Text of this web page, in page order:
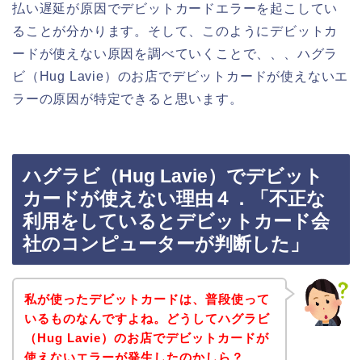
払い遅延が原因でデビットカードエラーを起こしてい
ることが分かります。そして、このようにデビットカ
ードが使えない原因を調べていくことで、、、ハグラ
ビ（Hug Lavie）のお店でデビットカードが使えないエ
ラーの原因が特定できると思います。
ハグラビ（Hug Lavie）でデビット
カードが使えない理由４．「不正な
利用をしているとデビットカード会
社のコンピューターが判断した」
私が使ったデビットカードは、普段使って
いるものなんですよね。どうしてハグラビ
（Hug Lavie）のお店でデビットカードが
使えないエラーが発生したのかしら？